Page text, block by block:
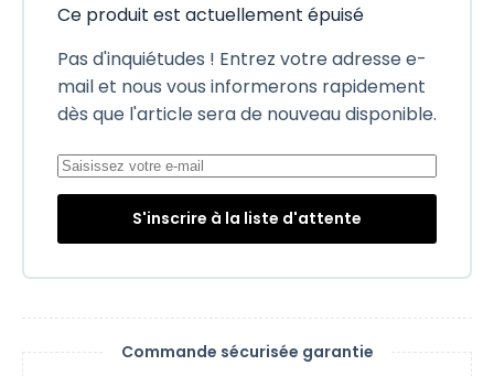
Ce produit est actuellement épuisé
Pas d'inquiétudes ! Entrez votre adresse e-
mail et nous vous informerons rapidement
dès que l'article sera de nouveau disponible.
S'inscrire à la liste d'attente
Commande sécurisée garantie